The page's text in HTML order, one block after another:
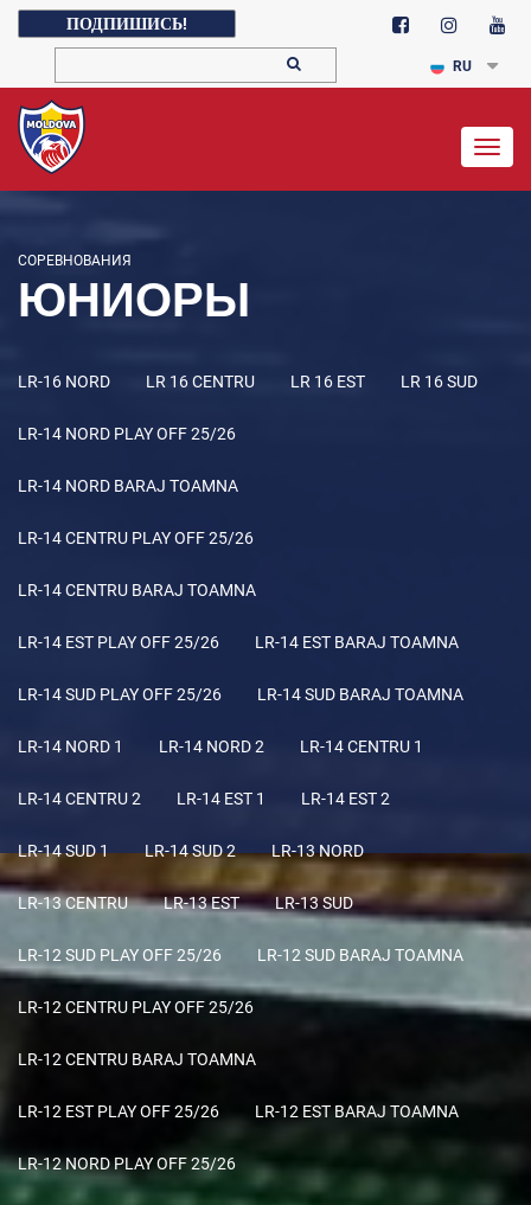
ПОДПИШИСЬ!
RU
СОРЕВНОВАНИЯ
ЮНИОРЫ
LR-16 NORD LR 16 CENTRU LR 16 EST LR 16 SUD
LR-14 NORD PLAY OFF 25/26
LR-14 NORD BARAJ TOAMNA
LR-14 CENTRU PLAY OFF 25/26
LR-14 CENTRU BARAJ TOAMNA
LR-14 EST PLAY OFF 25/26 LR-14 EST BARAJ TOAMNA
LR-14 SUD PLAY OFF 25/26 LR-14 SUD BARAJ TOAMNA
LR-14 NORD 1 LR-14 NORD 2 LR-14 CENTRU 1
LR-14 CENTRU 2 LR-14 EST 1 LR-14 EST 2
LR-14 SUD 1 LR-14 SUD 2 LR-13 NORD
LR-13 CENTRU LR-13 EST LR-13 SUD
LR-12 SUD PLAY OFF 25/26 LR-12 SUD BARAJ TOAMNA
LR-12 CENTRU PLAY OFF 25/26
LR-12 CENTRU BARAJ TOAMNA
LR-12 EST PLAY OFF 25/26 LR-12 EST BARAJ TOAMNA
LR-12 NORD PLAY OFF 25/26